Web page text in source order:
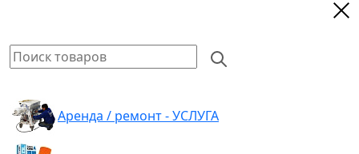
Аренда / ремонт - УСЛУГА